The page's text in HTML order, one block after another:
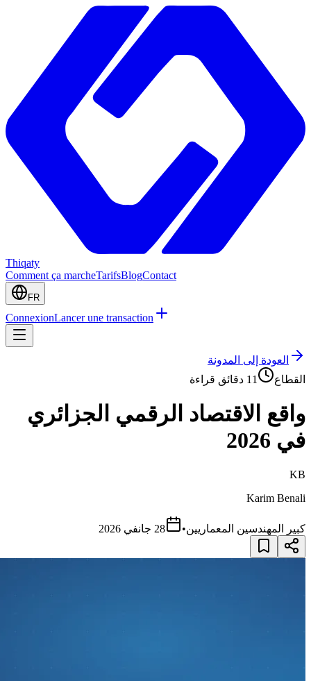
Thiqaty
Comment ça marcheTarifsBlogContact
FR
ConnexionLancer une transaction
العودة إلى المدونة
القطاع
11 دقائق قراءة
واقع الاقتصاد الرقمي الجزائري
في 2026
KB
Karim Benali
كبير المهندسين المعماريين• 28 جانفي 2026